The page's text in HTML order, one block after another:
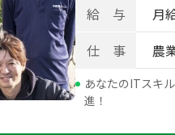
給 与
月
仕 事
農
あなたのITスキ
進！